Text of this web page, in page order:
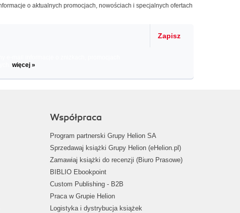
o aktualnych promocjach, nowościach i specjalnych ofertach
Zapisz
więcej »
Współpraca
Program partnerski Grupy Helion SA
Sprzedawaj książki Grupy Helion (eHelion.pl)
Zamawiaj książki do recenzji (Biuro Prasowe)
BIBLIO Ebookpoint
Custom Publishing - B2B
Praca w Grupie Helion
Logistyka i dystrybucja książek